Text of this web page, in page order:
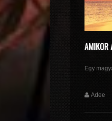
AMIKOR
Egy
Adee